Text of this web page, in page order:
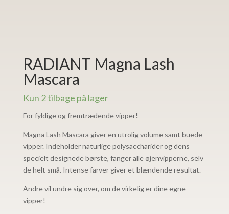
RADIANT Magna Lash
Mascara
Kun 2 tilbage på lager
For fyldige og fremtrædende vipper!
Magna Lash Mascara giver en utrolig volume samt buede
vipper. Indeholder naturlige polysaccharider og dens
specielt designede børste, fanger alle øjenvipperne, selv
de helt små. Intense farver giver et blændende resultat.
Andre vil undre sig over, om de virkelig er dine egne
vipper!